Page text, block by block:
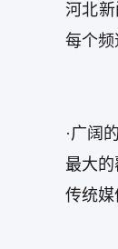
河北
每个
·广阔
最大
传统媒